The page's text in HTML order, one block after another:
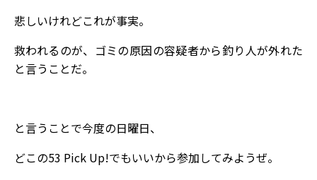
悲しいけれどこれが事実。
救われるのが、ゴミの原因の容疑者から釣り人が外れた
と言うことだ。
と言うことで今度の日曜日、
どこの53 Pick Up!でもいいから参加してみようぜ。